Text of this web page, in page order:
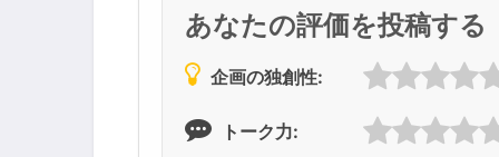
あなたの評価を投稿する
企画の独創性:
トーク力: